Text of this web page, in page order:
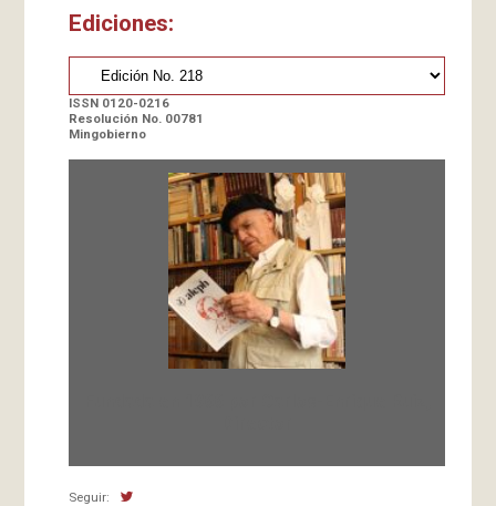
Ediciones:
ISSN 0120-0216
Resolución No. 00781
Mingobierno
Seguir: